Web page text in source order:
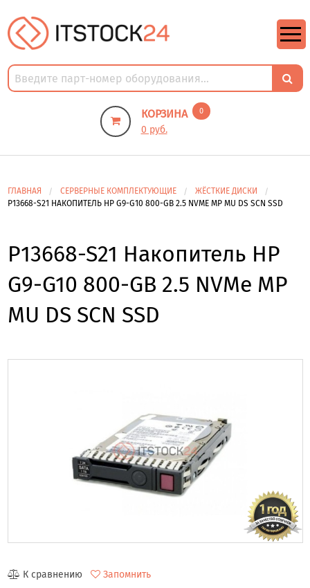
КОРЗИНА 0
0 руб.
ГЛАВНАЯ СЕРВЕРНЫЕ КОМПЛЕКТУЮЩИЕ
ЖЁСТКИЕ ДИСКИ
P13668-S21 НАКОПИТЕЛЬ HP G9-G10 800-GB 2.5 NVME MP MU DS SCN SSD
P13668-S21 Накопитель HP
G9-G10 800-GB 2.5 NVMe MP
MU DS SCN SSD
К сравнению Запомнить